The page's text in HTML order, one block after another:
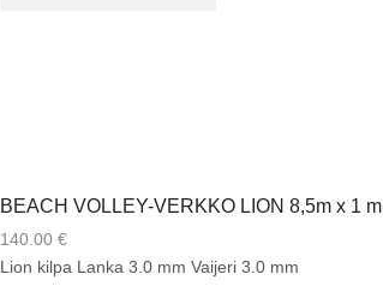
BEACH VOLLEY-VERKKO LION 8,5m x 1 m
140.00 €
Lion kilpa Lanka 3.0 mm Vaijeri 3.0 mm